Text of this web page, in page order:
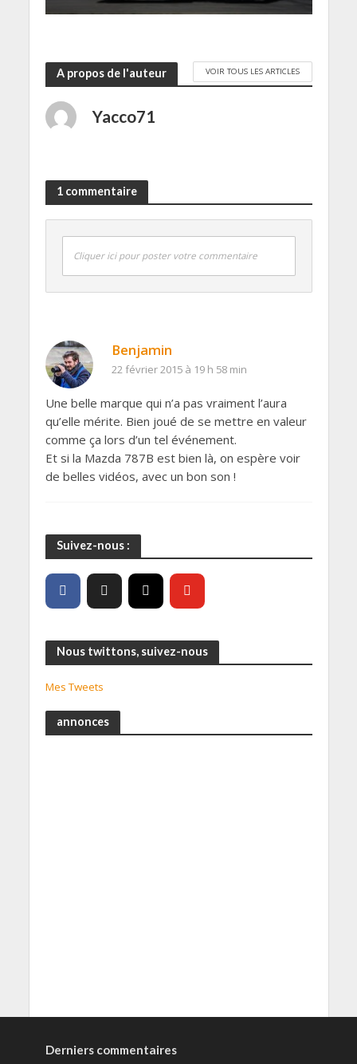
A propos de l'auteur VOIR TOUS LES ARTICLES
Yacco71
1 commentaire
Cliquer ici pour poster votre commentaire
Benjamin
22 février 2015 à 19 h 58 min
Une belle marque qui n’a pas vraiment l’aura
qu’elle mérite. Bien joué de se mettre en valeur
comme ça lors d’un tel événement.
Et si la Mazda 787B est bien là, on espère voir
de belles vidéos, avec un bon son !
Suivez-nous :
Nous twittons, suivez-nous
Mes Tweets
annonces
Derniers commentaires